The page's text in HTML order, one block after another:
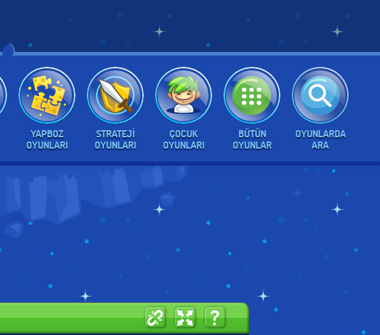
YAPBOZ
OYUNLARI
STRATEJI
OYUNLARI
ÇOCUK
OYUNLARI
BÜTÜN
OYUNLAR
OYUNLARDA
ARA